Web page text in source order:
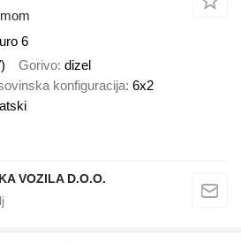
6
Gorivo dizel
konfiguracija 6x2
VOZILA D.O.O.